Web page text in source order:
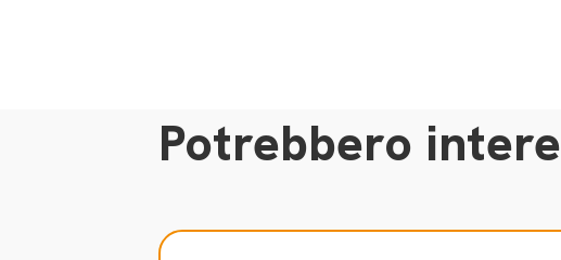
Potrebbero